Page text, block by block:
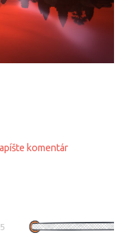
komentár